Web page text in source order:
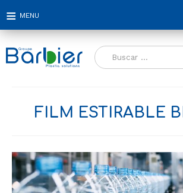
Buscar:
FILM ESTIRABLE